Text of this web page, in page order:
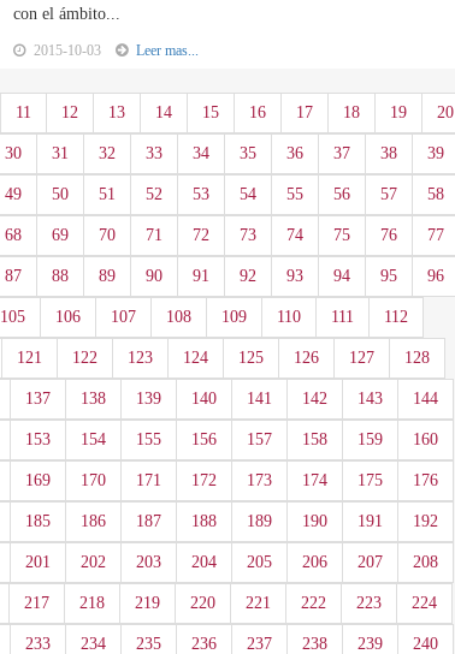
con el ámbito...
2015-10-03 Leer mas...
11 12 13 14 15 16 17 18 19 20
30 31 32 33 34 35 36 37 38 39
49 50 51 52 53 54 55 56 57 58
68 69 70 71 72 73 74 75 76 77
87 88 89 90 91 92 93 94 95 96
105 106 107 108 109 110 111 112
121 122 123 124 125 126 127 128
137 138 139 140 141 142 143 144
153 154 155 156 157 158 159 160
169 170 171 172 173 174 175 176
185 186 187 188 189 190 191 192
201 202 203 204 205 206 207 208
217 218 219 220 221 222 223 224
233 234 235 236 237 238 239 240